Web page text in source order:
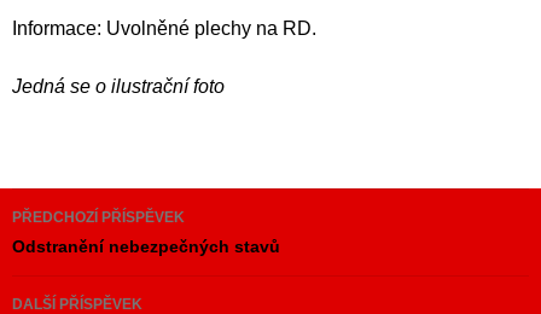
Informace: Uvolněné plechy na RD.
Jedná se o ilustrační foto
Navigace
pro
příspěvky
PŘEDCHOZÍ PŘÍSPĚVEK
Odstranění nebezpečných stavů
DALŠÍ PŘÍSPĚVEK